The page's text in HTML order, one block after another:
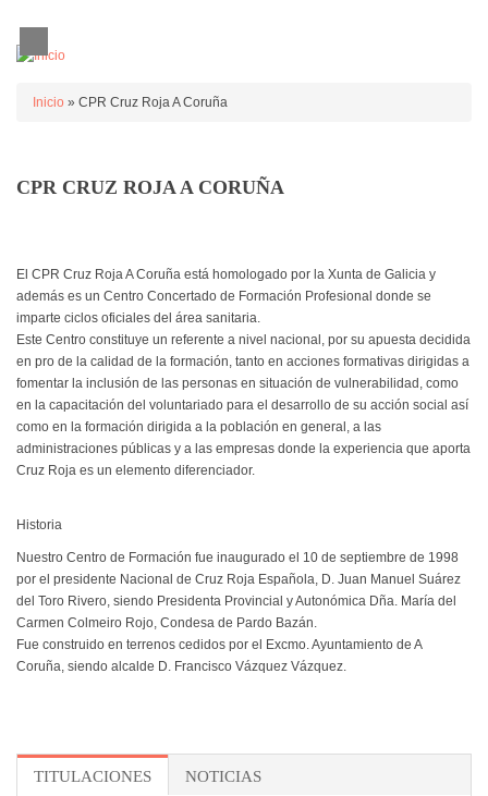
USTED ESTÁ AQUÍ
Inicio » CPR Cruz Roja A Coruña
CPR CRUZ ROJA A CORUÑA
El CPR Cruz Roja A Coruña está homologado por la Xunta de Galicia y
además es un Centro Concertado de Formación Profesional donde se
imparte ciclos oficiales del área sanitaria.
Este Centro constituye un referente a nivel nacional, por su apuesta decidida
en pro de la calidad de la formación, tanto en acciones formativas dirigidas a
fomentar la inclusión de las personas en situación de vulnerabilidad, como
en la capacitación del voluntariado para el desarrollo de su acción social así
como en la formación dirigida a la población en general, a las
administraciones públicas y a las empresas donde la experiencia que aporta
Cruz Roja es un elemento diferenciador.
Historia
Nuestro Centro de Formación fue inaugurado el 10 de septiembre de 1998
por el presidente Nacional de Cruz Roja Española, D. Juan Manuel Suárez
del Toro Rivero, siendo Presidenta Provincial y Autonómica Dña. María del
Carmen Colmeiro Rojo, Condesa de Pardo Bazán.
Fue construido en terrenos cedidos por el Excmo. Ayuntamiento de A
Coruña, siendo alcalde D. Francisco Vázquez Vázquez.
TITULACIONES NOTICIAS